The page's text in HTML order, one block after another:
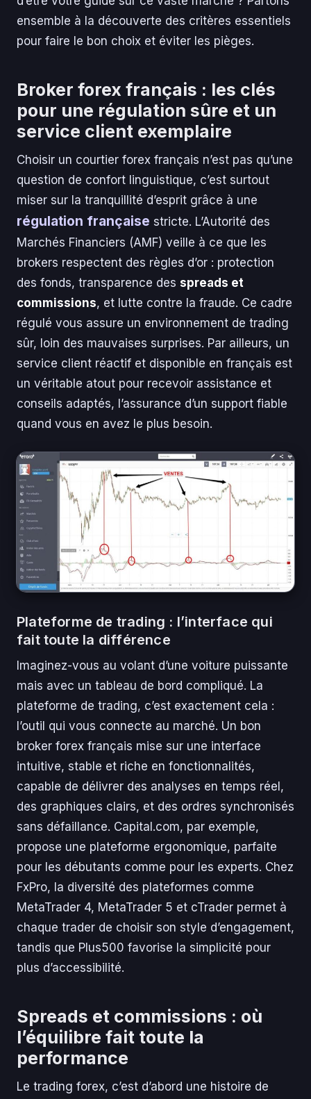
ensemble à la découverte des critères essentiels
pour faire le bon choix et éviter les pièges.
Broker forex français : les clés
pour une régulation sûre et un
service client exemplaire
Choisir un courtier forex français n’est pas qu’une
question de confort linguistique, c’est surtout
miser sur la tranquillité d’esprit grâce à une
régulation française stricte. L’Autorité des
Marchés Financiers (AMF) veille à ce que les
brokers respectent des règles d’or : protection
des fonds, transparence des spreads et
commissions, et lutte contre la fraude. Ce cadre
régulé vous assure un environnement de trading
sûr, loin des mauvaises surprises. Par ailleurs, un
service client réactif et disponible en français est
un véritable atout pour recevoir assistance et
conseils adaptés, l’assurance d’un support fiable
quand vous en avez le plus besoin.
Plateforme de trading : l’interface qui
fait toute la différence
Imaginez-vous au volant d’une voiture puissante
mais avec un tableau de bord compliqué. La
plateforme de trading, c’est exactement cela :
l’outil qui vous connecte au marché. Un bon
broker forex français mise sur une interface
intuitive, stable et riche en fonctionnalités,
capable de délivrer des analyses en temps réel,
des graphiques clairs, et des ordres synchronisés
sans défaillance. Capital.com, par exemple,
propose une plateforme ergonomique, parfaite
pour les débutants comme pour les experts. Chez
FxPro, la diversité des plateformes comme
MetaTrader 4, MetaTrader 5 et cTrader permet à
chaque trader de choisir son style d’engagement,
tandis que Plus500 favorise la simplicité pour
plus d’accessibilité.
Spreads et commissions : où
l’équilibre fait toute la
performance
Le trading forex, c’est d’abord une histoire de